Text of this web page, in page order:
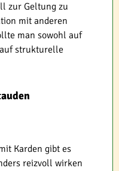
zur Geltung zu
mit anderen
man sowohl auf
strukturelle
Karden gibt es
reizvoll wirken